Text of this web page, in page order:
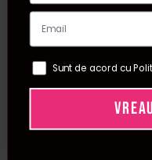
Sunt de acord cu